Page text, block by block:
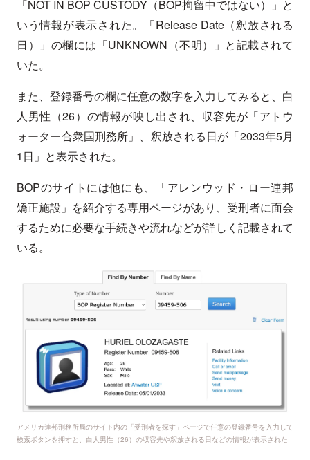
「NOT IN BOP CUSTODY（BOP拘留中ではない）」と
いう情報が表示された。「Release Date（釈放される
日）」の欄には「UNKNOWN（不明）」と記載されて
いた。
また、登録番号の欄に任意の数字を入力してみると、白
人男性（26）の情報が映し出され、収容先が「アトウ
ォーター合衆国刑務所」、釈放される日が「2033年5月
1日」と表示された。
BOPのサイトには他にも、「アレンウッド・ロー連邦
矯正施設」を紹介する専用ページがあり、受刑者に面会
するために必要な手続きや流れなどが詳しく記載されて
いる。
アメリカ連邦刑務所局のサイト内の「受刑者を探す」ページで任意の登録番号を入力して
検索ボタンを押すと、白人男性（26）の収容先や釈放される日などの情報が表示された